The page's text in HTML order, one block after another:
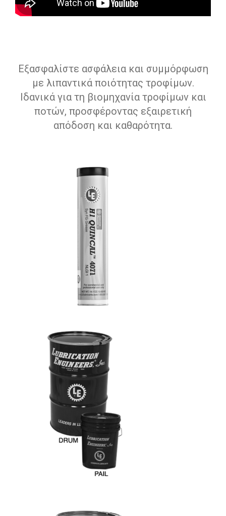
Εξασφαλίστε ασφάλεια και συμμόρφωση
με λιπαντικά ποιότητας τροφίμων.
Ιδανικά για τη βιομηχανία τροφίμων και
ποτών, προσφέροντας εξαιρετική
απόδοση και καθαρότητα.